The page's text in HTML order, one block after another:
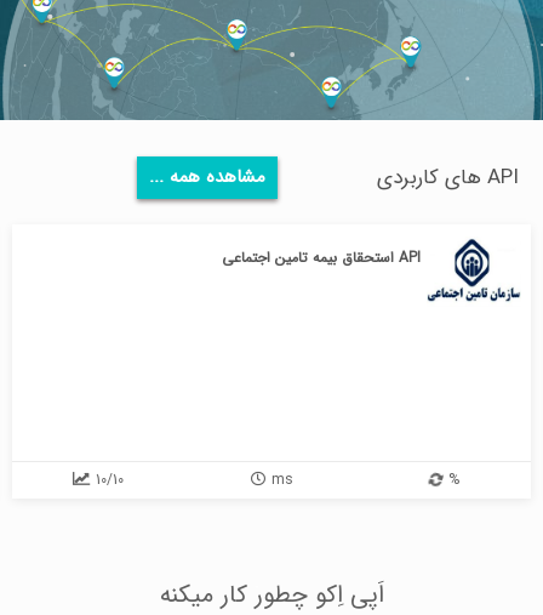
API های کاربردی مشاهده همه ...
API استحقاق بیمه تامین اجتماعی
%
ms
10/10
اَپی اِکو چطور کار میکنه